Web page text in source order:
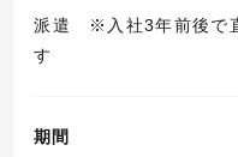
派遣 ※入社3年前後で
す
期間